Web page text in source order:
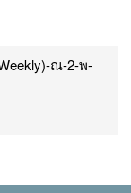
ณ-2-พ-